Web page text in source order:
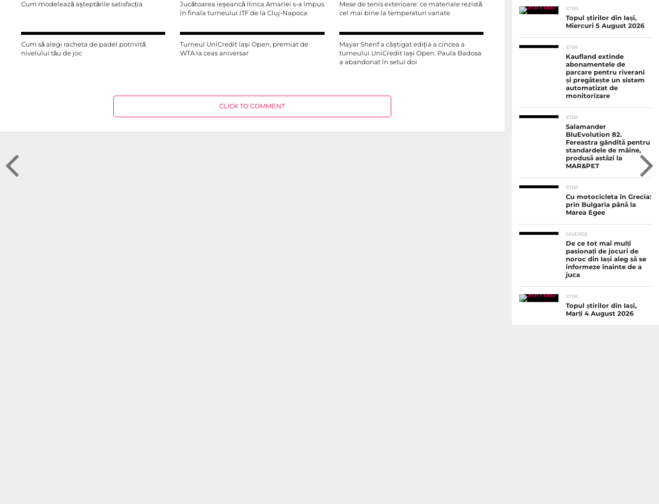
Cum modelează așteptările satisfacția
Jucătoarea ieșeancă Ilinca Amariei s-a impus
în finala turneului ITF de la Cluj-Napoca
Mese de tenis exterioare: ce materiale rezistă
cel mai bine la temperaturi variate
Cum să alegi racheta de padel potrivită
nivelului tău de joc
Turneul UniCredit Iași Open, premiat de
WTA la ceas aniversar
Mayar Sherif a câștigat ediția a cincea a
turneului UniCredit Iași Open. Paula Badosa
a abandonat în setul doi
CLICK TO COMMENT
STIRI
Topul știrilor din Iași,
Miercuri 5 August 2026
STIRI
Kaufland extinde
abonamentele de
parcare pentru riverani
și pregătește un sistem
automatizat de
monitorizare
STIRI
Salamander
BluEvolution 82.
Fereastra gândită pentru
standardele de mâine,
produsă astăzi la
MAR&PET
STIRI
Cu motocicleta în Grecia:
prin Bulgaria până la
Marea Egee
DIVERSE
De ce tot mai mulți
pasionați de jocuri de
noroc din Iași aleg să se
informeze înainte de a
juca
STIRI
Topul știrilor din Iași,
Marți 4 August 2026